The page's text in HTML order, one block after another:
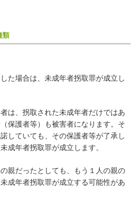
類
た場合は、未成年者拐取罪が成立し
は、拐取された未成年者だけではあ
保護者等）も被害者になります。そ
していても、その保護者等が了承し
成年者拐取罪が成立します。
親だったとしても、もう１人の親の
成年者拐取罪が成立する可能性があ